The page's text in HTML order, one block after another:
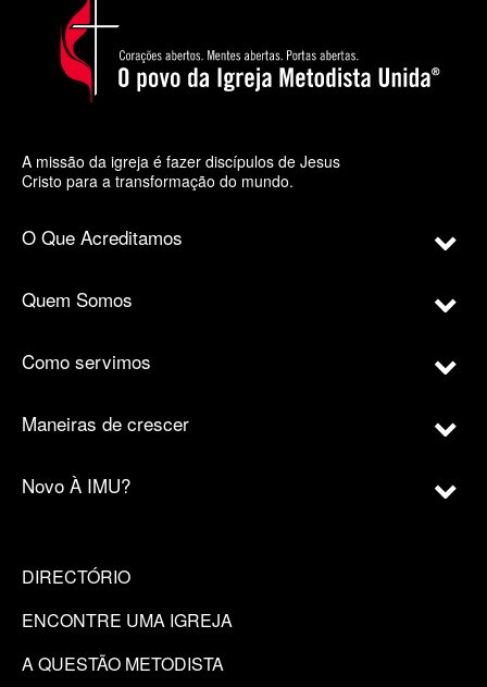
A missão da igreja é fazer discípulos de Jesus
Cristo para a transformação do mundo.
O Que Acreditamos
Quem Somos
Como servimos
Maneiras de crescer
Novo À IMU?
DIRECTÓRIO
ENCONTRE UMA IGREJA
A QUESTÃO METODISTA